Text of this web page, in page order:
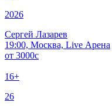
2026
Сергей Лазарев
19:00, Москва, Live Арена
от 3000c
16+
26